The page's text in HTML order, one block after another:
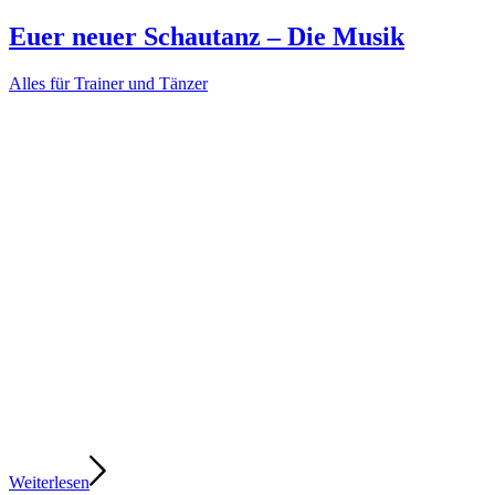
Euer neuer Schautanz – Die Musik
Alles für Trainer und Tänzer
Weiterlesen